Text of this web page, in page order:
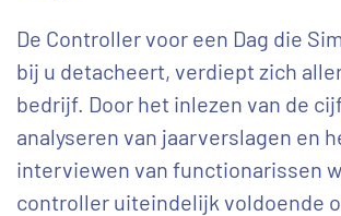
De Controller voor een Dag die
bij u detacheert, verdiept zich
bedrijf. Door het inlezen van de
analyseren van jaarverslagen en
interviewen van functionarissen
controller uiteindelijk voldoende